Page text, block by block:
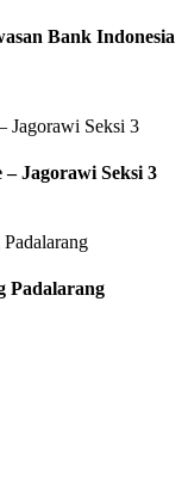
Bank Indonesia
Jagorawi Seksi 3
Padalarang